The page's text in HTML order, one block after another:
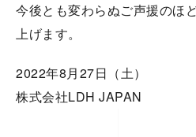
今後とも変わらぬご声援のほ
上げます。
2022年8月27日（土）
株式会社LDH JAPAN